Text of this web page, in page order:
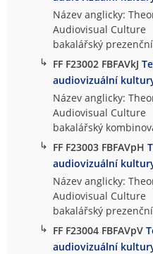
Název anglicky:
Audiovisual Culture
bakalářský
↳ FF F23002 FBFAVkJ
audiovizuální
Název anglicky:
Audiovisual Culture
bakalářský
↳ FF F23003 FBFAVpH
audiovizuální
Název anglicky:
Audiovisual Culture
bakalářský
↳ FF F23004 FBFAVpV
audiovizuální